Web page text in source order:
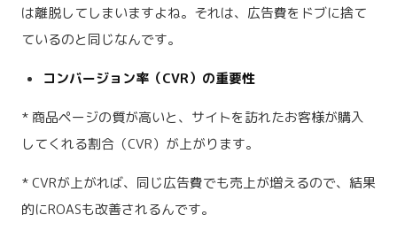
は離脱してしまいますよね。それは、広告費をドブに捨て
ているのと同じなんです。
コンバージョン率（CVR）の重要性
* 商品ページの質が高いと、サイトを訪れたお客様が購入
してくれる割合（CVR）が上がります。
* CVRが上がれば、同じ広告費でも売上が増えるので、結果
的にROASも改善されるんです。